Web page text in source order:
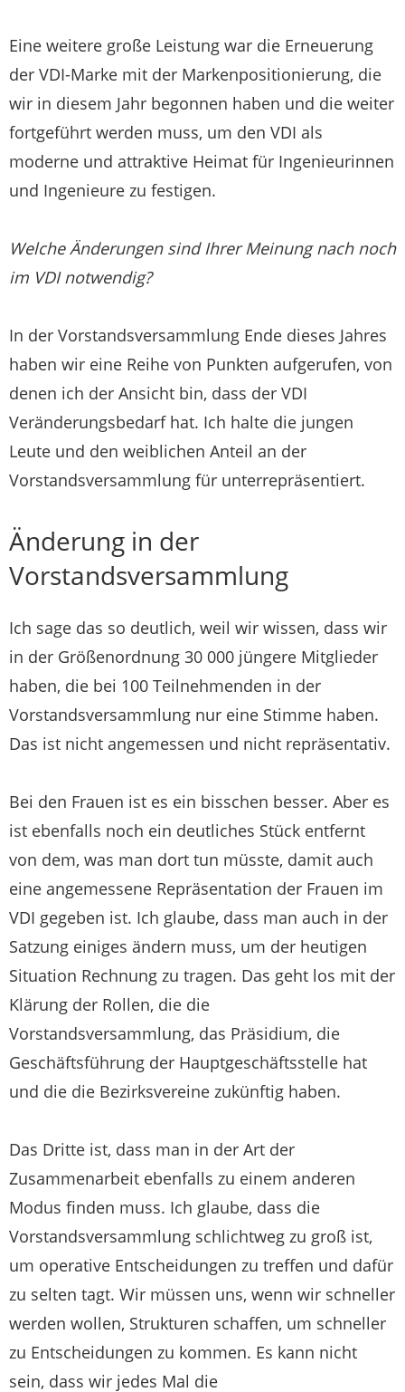
Eine weitere große Leistung war die Erneuerung
der VDI-Marke mit der Markenpositionierung, die
wir in diesem Jahr begonnen haben und die weiter
fortgeführt werden muss, um den VDI als
moderne und attraktive Heimat für Ingenieurinnen
und Ingenieure zu festigen.
Welche Änderungen sind Ihrer Meinung nach noch
im VDI notwendig?
In der Vorstandsversammlung Ende dieses Jahres
haben wir eine Reihe von Punkten aufgerufen, von
denen ich der Ansicht bin, dass der VDI
Veränderungsbedarf hat. Ich halte die jungen
Leute und den weiblichen Anteil an der
Vorstandsversammlung für unterrepräsentiert.
Änderung in der
Vorstandsversammlung
Ich sage das so deutlich, weil wir wissen, dass wir
in der Größenordnung 30 000 jüngere Mitglieder
haben, die bei 100 Teilnehmenden in der
Vorstandsversammlung nur eine Stimme haben.
Das ist nicht angemessen und nicht repräsentativ.
Bei den Frauen ist es ein bisschen besser. Aber es
ist ebenfalls noch ein deutliches Stück entfernt
von dem, was man dort tun müsste, damit auch
eine angemessene Repräsentation der Frauen im
VDI gegeben ist. Ich glaube, dass man auch in der
Satzung einiges ändern muss, um der heutigen
Situation Rechnung zu tragen. Das geht los mit der
Klärung der Rollen, die die
Vorstandsversammlung, das Präsidium, die
Geschäftsführung der Hauptgeschäftsstelle hat
und die die Bezirksvereine zukünftig haben.
Das Dritte ist, dass man in der Art der
Zusammenarbeit ebenfalls zu einem anderen
Modus finden muss. Ich glaube, dass die
Vorstandsversammlung schlichtweg zu groß ist,
um operative Entscheidungen zu treffen und dafür
zu selten tagt. Wir müssen uns, wenn wir schneller
werden wollen, Strukturen schaffen, um schneller
zu Entscheidungen zu kommen. Es kann nicht
sein, dass wir jedes Mal die